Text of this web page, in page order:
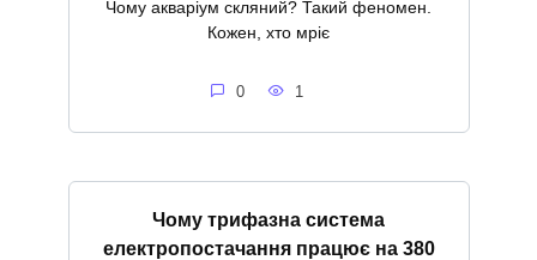
Чому акваріум скляний? Такий феномен.
Кожен, хто мріє
0 1
Чому трифазна система
електропостачання працює на 380